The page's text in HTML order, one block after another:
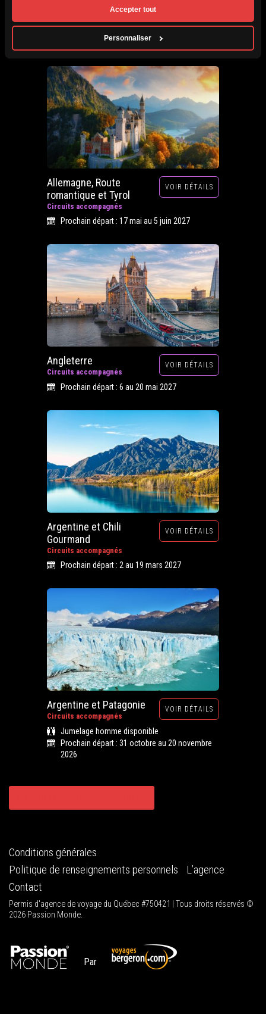
Accepter tout
Personnaliser
Allemagne, Route
romantique et Tyrol
Circuits accompagnés
VOIR DÉTAILS
Prochain départ : 17 mai au 5 juin 2027
Angleterre
Circuits accompagnés
VOIR DÉTAILS
Prochain départ : 6 au 20 mai 2027
Argentine et Chili
Gourmand
Circuits accompagnés
VOIR DÉTAILS
Prochain départ : 2 au 19 mars 2027
Argentine et Patagonie
Circuits accompagnés
VOIR DÉTAILS
Jumelage homme disponible
Prochain départ : 31 octobre au 20 novembre
2026
Conditions générales
Politique de renseignements personnels
L’agence
Contact
Permis d'agence de voyage du Québec #750421 | Tous droits réservés ©
2026 Passion Monde.
Par